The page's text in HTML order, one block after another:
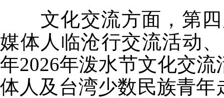
文化交流方面，第四
媒体人临沧行交流活动
年2026年泼水节文化交
体人及台湾少数民族青